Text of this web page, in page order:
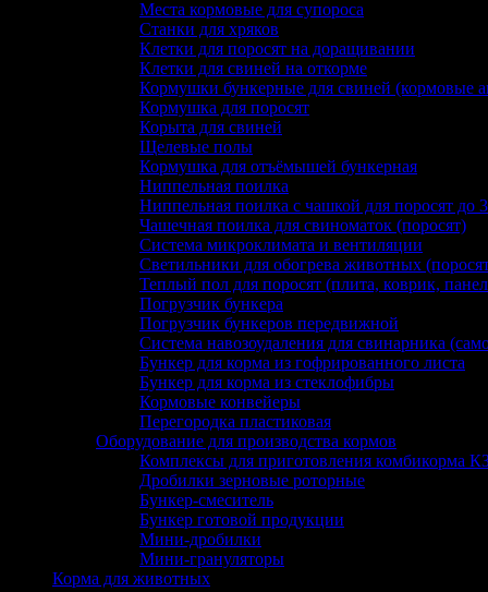
Места кормовые для супороса
Станки для хряков
Клетки для поросят на доращивании
Клетки для свиней на откорме
Кормушки бункерные для свиней (кормовые
Кормушка для поросят
Корыта для свиней
Щелевые полы
Кормушка для отъёмышей бункерная
Ниппельная поилка
Ниппельная поилка с чашкой для поросят до
Чашечная поилка для свиноматок (поросят)
Система микроклимата и вентиляции
Светильники для обогрева животных
Теплый пол для поросят (плита, коврик,
Погрузчик бункера
Погрузчик бункеров передвижной
Система навозоудаления для свинарника
Бункер для корма из гофрированного листа
Бункер для корма из стеклофибры
Кормовые конвейеры
Перегородка пластиковая
Оборудование для производства кормов
Комплексы для приготовления комбикорма
Дробилки зерновые роторные
Бункер-смеситель
Бункер готовой продукции
Мини-дробилки
Мини-грануляторы
Корма для животных